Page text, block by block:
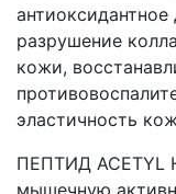
разрушение
кожи,
эластичность
ПЕПТИД ACETYL
мышечную